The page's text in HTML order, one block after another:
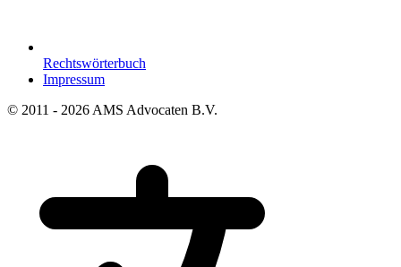
Rechtswörterbuch
Impressum
© 2011 - 2026 AMS Advocaten B.V.